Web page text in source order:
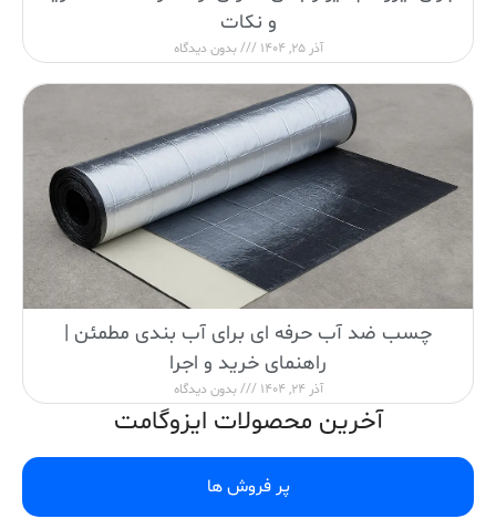
و نکات
آذر 25, 1404 بدون دیدگاه
چسب ضد آب حرفه ای برای آب بندی مطمئن |
راهنمای خرید و اجرا
آذر 24, 1404 بدون دیدگاه
آخرین محصولات ایزوگامت
پر فروش ها